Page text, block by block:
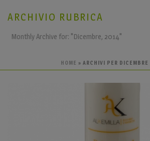
ARCHIVIO RUBRICA
Monthly Archive for: "Dicembre, 2014"
HOME » ARCHIVI PER